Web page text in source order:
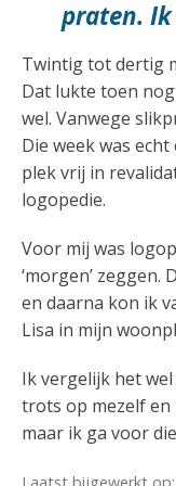
praten. Ik
Twintig tot dertig
Dat lukte toen
wel. Vanwege
Die week was
plek vrij in
logopedie.
Voor mij was
‘morgen’
en daarna kon ik
Lisa in mijn
Ik vergelijk het
trots op mezelf en
maar ik ga voor